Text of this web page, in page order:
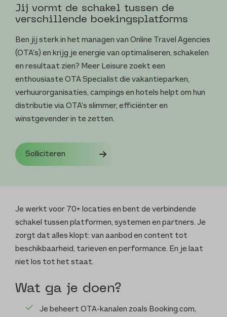
Jij vormt de schakel tussen de
verschillende boekingsplatforms
Ben jij sterk in het managen van Online Travel Agencies
(OTA’s) en krijg je energie van optimaliseren, schakelen
en resultaat zien? Meer Leisure zoekt een
enthousiaste OTA Specialist die vakantieparken,
verhuurorganisaties, campings en hotels helpt om hun
distributie via OTA’s slimmer, efficiënter en
winstgevender in te zetten.
Solliciteren
Je werkt voor 70+ locaties en bent de verbindende
schakel tussen platformen, systemen en partners. Je
zorgt dat alles klopt: van aanbod en content tot
beschikbaarheid, tarieven en performance. En je laat
niet los tot het staat.
Wat ga je doen?
Je beheert OTA-kanalen zoals Booking.com,